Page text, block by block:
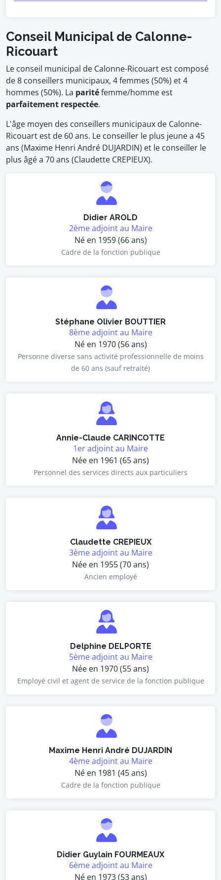
Conseil Municipal de Calonne-
Ricouart
Le conseil municipal de Calonne-Ricouart est composé
de 8 conseillers municipaux, 4 femmes (50%) et 4
hommes (50%). La paritéfemme/homme est
parfaitement respectée.
L'âge moyen des conseillers municipaux de Calonne-
Ricouart est de 60 ans. Le conseiller le plus jeune a 45
ans (Maxime Henri André DUJARDIN) et le conseiller le
plus âgé a 70 ans (Claudette CREPIEUX).
Didier AROLD
2ème adjoint au Maire
Né en 1959 (66 ans)
Cadre de la fonction publique
Stéphane Olivier BOUTTIER
8ème adjoint au Maire
Né en 1970 (56 ans)
Personne diverse sans activité professionnelle de moins
de 60 ans (sauf retraité)
Annie-Claude CARINCOTTE
1er adjoint au Maire
Née en 1961 (65 ans)
Personnel des services directs aux particuliers
Claudette CREPIEUX
3ème adjoint au Maire
Née en 1955 (70 ans)
Ancien employé
Delphine DELPORTE
5ème adjoint au Maire
Née en 1970 (55 ans)
Employé civil et agent de service de la fonction publique
Maxime Henri André DUJARDIN
4ème adjoint au Maire
Né en 1981 (45 ans)
Cadre de la fonction publique
Didier Guylain FOURMEAUX
6ème adjoint au Maire
Né en 1973 (53 ans)